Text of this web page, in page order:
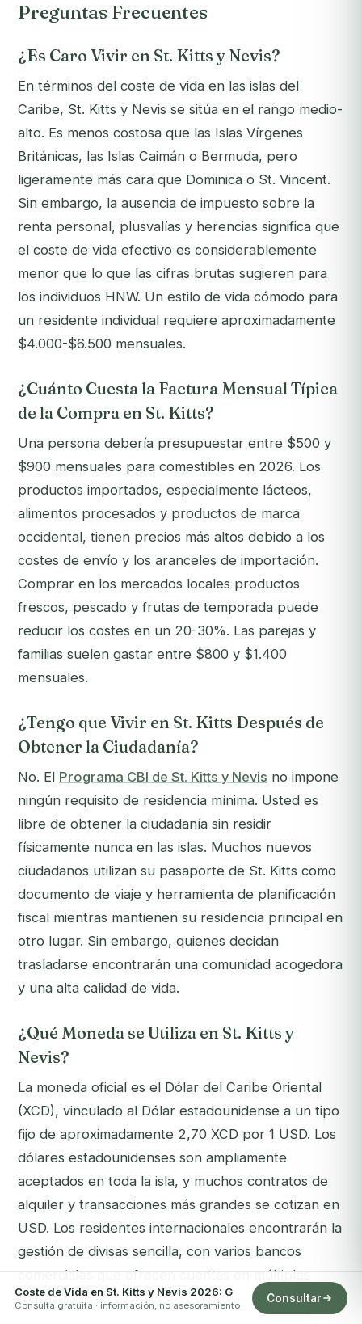
Preguntas Frecuentes
¿Es Caro Vivir en St. Kitts y Nevis?
En términos del coste de vida en las islas del
Caribe, St. Kitts y Nevis se sitúa en el rango medio-
alto. Es menos costosa que las Islas Vírgenes
Británicas, las Islas Caimán o Bermuda, pero
ligeramente más cara que Dominica o St. Vincent.
Sin embargo, la ausencia de impuesto sobre la
renta personal, plusvalías y herencias significa que
el coste de vida efectivo es considerablemente
menor que lo que las cifras brutas sugieren para
los individuos HNW. Un estilo de vida cómodo para
un residente individual requiere aproximadamente
$4.000-$6.500 mensuales.
¿Cuánto Cuesta la Factura Mensual Típica
de la Compra en St. Kitts?
Una persona debería presupuestar entre $500 y
$900 mensuales para comestibles en 2026. Los
productos importados, especialmente lácteos,
alimentos procesados y productos de marca
occidental, tienen precios más altos debido a los
costes de envío y los aranceles de importación.
Comprar en los mercados locales productos
frescos, pescado y frutas de temporada puede
reducir los costes en un 20-30%. Las parejas y
familias suelen gastar entre $800 y $1.400
mensuales.
¿Tengo que Vivir en St. Kitts Después de
Obtener la Ciudadanía?
No. El Programa CBI de St. Kitts y Nevis no impone
ningún requisito de residencia mínima. Usted es
libre de obtener la ciudadanía sin residir
físicamente nunca en las islas. Muchos nuevos
ciudadanos utilizan su pasaporte de St. Kitts como
documento de viaje y herramienta de planificación
fiscal mientras mantienen su residencia principal en
otro lugar. Sin embargo, quienes decidan
trasladarse encontrarán una comunidad acogedora
y una alta calidad de vida.
¿Qué Moneda se Utiliza en St. Kitts y
Nevis?
La moneda oficial es el Dólar del Caribe Oriental
(XCD), vinculado al Dólar estadounidense a un tipo
fijo de aproximadamente 2,70 XCD por 1 USD. Los
dólares estadounidenses son ampliamente
aceptados en toda la isla, y muchos contratos de
alquiler y transacciones más grandes se cotizan en
USD. Los residentes internacionales encontrarán la
gestión de divisas sencilla, con varios bancos
comerciales que ofrecen cuentas en múltiples
divisas.
Coste de Vida en St. Kitts y Nevis 2026: G
Consulta gratuita · información, no asesoramiento
Consultar